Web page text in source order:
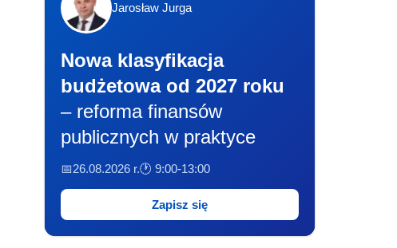
Jarosław Jurga
Nowa klasyfikacja
budżetowa od 2027 roku
– reforma finansów
publicznych w praktyce
📅26.08.2026 r.🕐 9:00-13:00
Zapisz się